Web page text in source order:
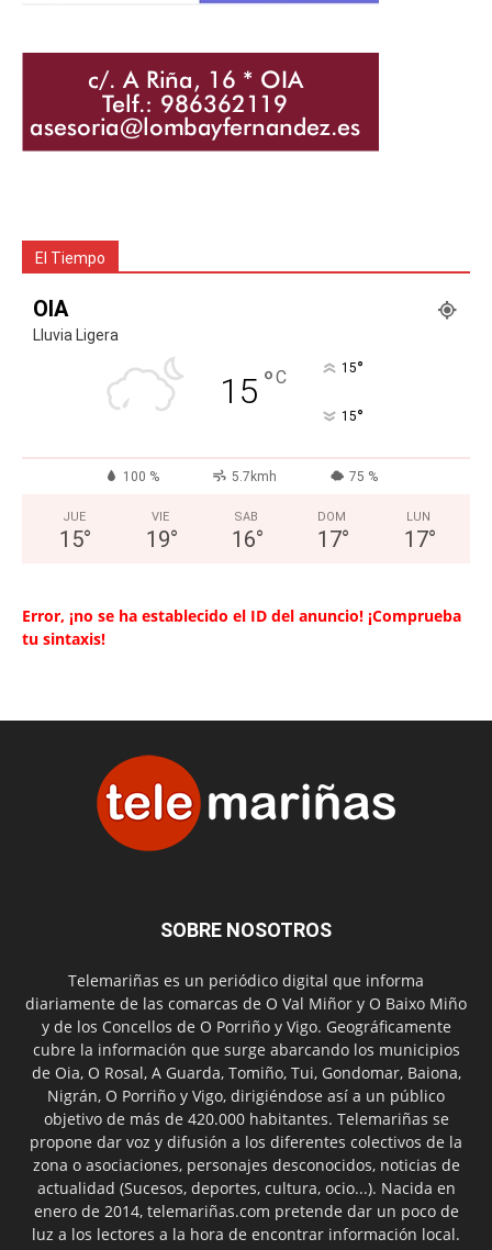
El Tiempo
OIA
Lluvia Ligera
15 °C 15°
15°
100 % 5.7kmh 75 %
JUE
15°
VIE
19°
SAB
16°
DOM
17°
LUN
17°
Error, ¡no se ha establecido el ID del anuncio! ¡Comprueba
tu sintaxis!
SOBRE NOSOTROS
Telemariñas es un periódico digital que informa
diariamente de las comarcas de O Val Miñor y O Baixo Miño
y de los Concellos de O Porriño y Vigo. Geográficamente
cubre la información que surge abarcando los municipios
de Oia, O Rosal, A Guarda, Tomiño, Tui, Gondomar, Baiona,
Nigrán, O Porriño y Vigo, dirigiéndose así a un público
objetivo de más de 420.000 habitantes. Telemariñas se
propone dar voz y difusión a los diferentes colectivos de la
zona o asociaciones, personajes desconocidos, noticias de
actualidad (Sucesos, deportes, cultura, ocio...). Nacida en
enero de 2014, telemariñas.com pretende dar un poco de
luz a los lectores a la hora de encontrar información local.